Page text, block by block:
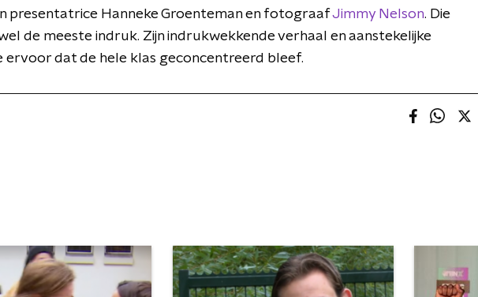
presentatrice Hanneke Groenteman en fotograafJimmy Nelson. Die
de meeste indruk. Zijn indrukwekkende verhaal en aanstekelijke
ervoor dat de hele klas geconcentreerd bleef.